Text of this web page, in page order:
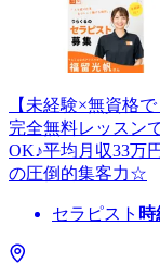
【未経験×無資格
完全無料レッスン
OK♪平均月収33万
の圧倒的集客力☆
セラピスト 時